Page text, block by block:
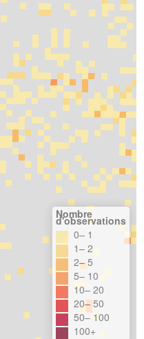
Nombre
d'observations
0– 1
1– 2
2– 5
5– 10
10– 20
20– 50
50– 100
100+